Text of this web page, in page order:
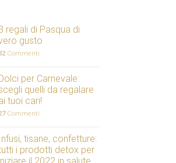
regali di Pasqua di
gusto
Commenti
Dolci per Carnevale:
quelli da regalare
tuoi cari!
Commenti
Infusi, tisane, confetture:
i prodotti detox per